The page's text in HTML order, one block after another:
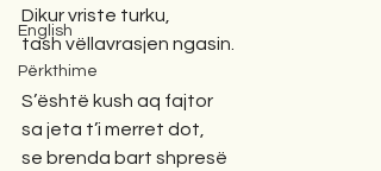
English
Përkthime
Dikur vriste turku,
tash vëllavrasjen ngasin.
S’është kush aq fajtor
sa jeta t’i merret dot,
se brenda bart shpresë